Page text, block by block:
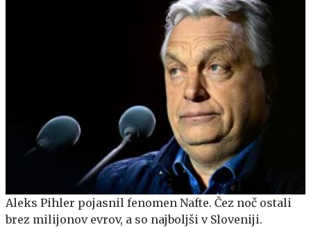
Aleks Pihler pojasnil fenomen Nafte. Čez noč ostali
brez milijonov evrov, a so najboljši v Sloveniji.